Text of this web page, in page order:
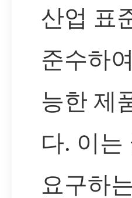
산업 표
준수하
능한 제
다. 이
요구하